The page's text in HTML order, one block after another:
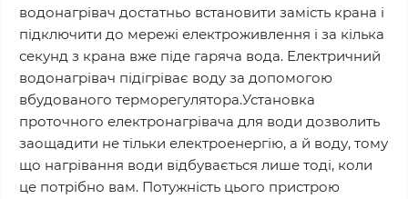
водонагрівач достатньо встановити замість крана і
підключити до мережі електроживлення і за кілька
секунд з крана вже піде гаряча вода. Електричний
водонагрівач підігріває воду за допомогою
вбудованого терморегулятора.Установка
проточного електронагрівача для води дозволить
заощадити не тільки електроенергію, а й воду, тому
що нагрівання води відбувається лише тоді, коли
це потрібно вам. Потужність цього пристрою